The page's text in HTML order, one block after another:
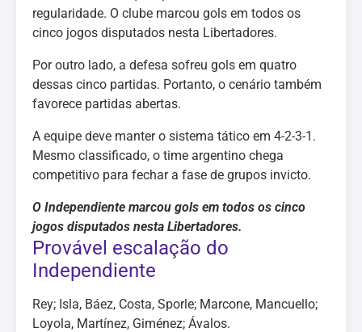
regularidade. O clube marcou gols em todos os
cinco jogos disputados nesta Libertadores.
Por outro lado, a defesa sofreu gols em quatro
dessas cinco partidas. Portanto, o cenário também
favorece partidas abertas.
A equipe deve manter o sistema tático em 4-2-3-1.
Mesmo classificado, o time argentino chega
competitivo para fechar a fase de grupos invicto.
O Independiente marcou gols em todos os cinco
jogos disputados nesta Libertadores.
Provável escalação do
Independiente
Rey; Isla, Báez, Costa, Sporle; Marcone, Mancuello;
Loyola, Martínez, Giménez; Ávalos.